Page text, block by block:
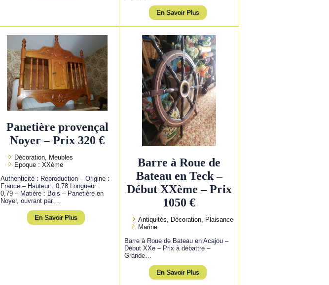
En Savoir Plus
Panetière provençal
Noyer – Prix 320 €
Décoration, Meubles
Epoque : XXème
Authenticité : Reproduction – Origine :
France – Hauteur : 0,78 Longueur :
0,79 – Matière : Bois – Panetière en
Noyer, ouvrant par…
En Savoir Plus
Barre à Roue de
Bateau en Teck –
Début XXème – Prix
1050 €
Antiquités, Décoration, Plaisance
Marine
Barre à Roue de Bateau en Acajou –
Début XXe – Prix à débattre –
Grande…
En Savoir Plus